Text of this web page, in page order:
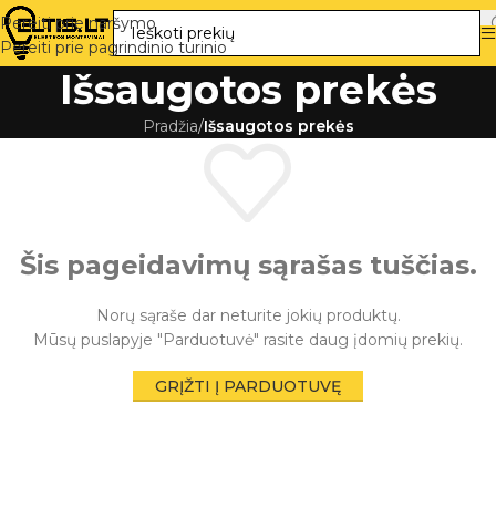
Pereiti prie naršymo
Pereiti prie pagrindinio turinio
Išsaugotos prekės
Pradžia/Išsaugotos prekės
Šis pageidavimų sąrašas tuščias.
Norų sąraše dar neturite jokių produktų.
Mūsų puslapyje "Parduotuvė" rasite daug įdomių prekių.
GRĮŽTI Į PARDUOTUVĘ